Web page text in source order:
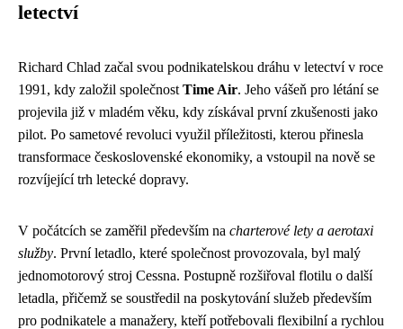
letectví
Richard Chlad začal svou podnikatelskou dráhu v letectví v roce
1991, kdy založil společnost Time Air. Jeho vášeň pro létání se
projevila již v mladém věku, kdy získával první zkušenosti jako
pilot. Po sametové revoluci využil příležitosti, kterou přinesla
transformace československé ekonomiky, a vstoupil na nově se
rozvíjející trh letecké dopravy.
V počátcích se zaměřil především na charterové lety a aerotaxi
služby. První letadlo, které společnost provozovala, byl malý
jednomotorový stroj Cessna. Postupně rozšiřoval flotilu o další
letadla, přičemž se soustředil na poskytování služeb především
pro podnikatele a manažery, kteří potřebovali flexibilní a rychlou